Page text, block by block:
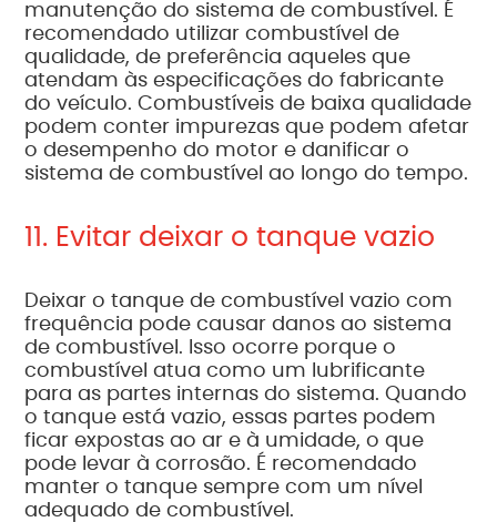
manutenção do sistema de combustível. É
recomendado utilizar combustível de
qualidade, de preferência aqueles que
atendam às especificações do fabricante
do veículo. Combustíveis de baixa qualidade
podem conter impurezas que podem afetar
o desempenho do motor e danificar o
sistema de combustível ao longo do tempo.
11. Evitar deixar o tanque vazio
Deixar o tanque de combustível vazio com
frequência pode causar danos ao sistema
de combustível. Isso ocorre porque o
combustível atua como um lubrificante
para as partes internas do sistema. Quando
o tanque está vazio, essas partes podem
ficar expostas ao ar e à umidade, o que
pode levar à corrosão. É recomendado
manter o tanque sempre com um nível
adequado de combustível.